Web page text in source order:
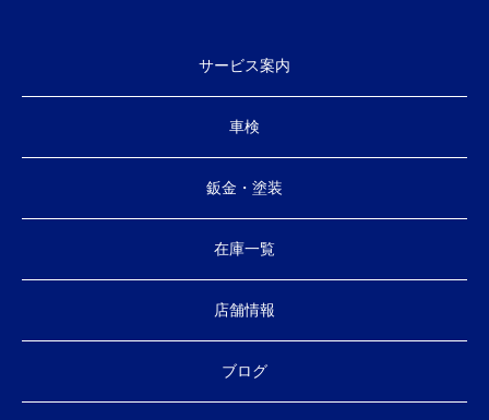
サービス案内
車検
鈑金・塗装
在庫一覧
店舗情報
ブログ